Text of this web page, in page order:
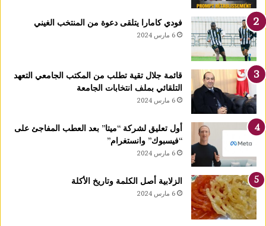
خ
ل
ا
ت
ل
فودي كامارا يتلقى دعوة من المنتخب الغيني
6 مارس 2024
قائمة جلال تقية تطلب من المكتب الجامعي التعهد
التلقائي بملف انتخابات الجامعة
6 مارس 2024
أول تعليق لشركة “ميتا” بعد العطب المفاجئ على
“فيسبوك” وانستغرام”
6 مارس 2024
الزلابية أصل الكلمة وتاريخ الأكلة
6 مارس 2024